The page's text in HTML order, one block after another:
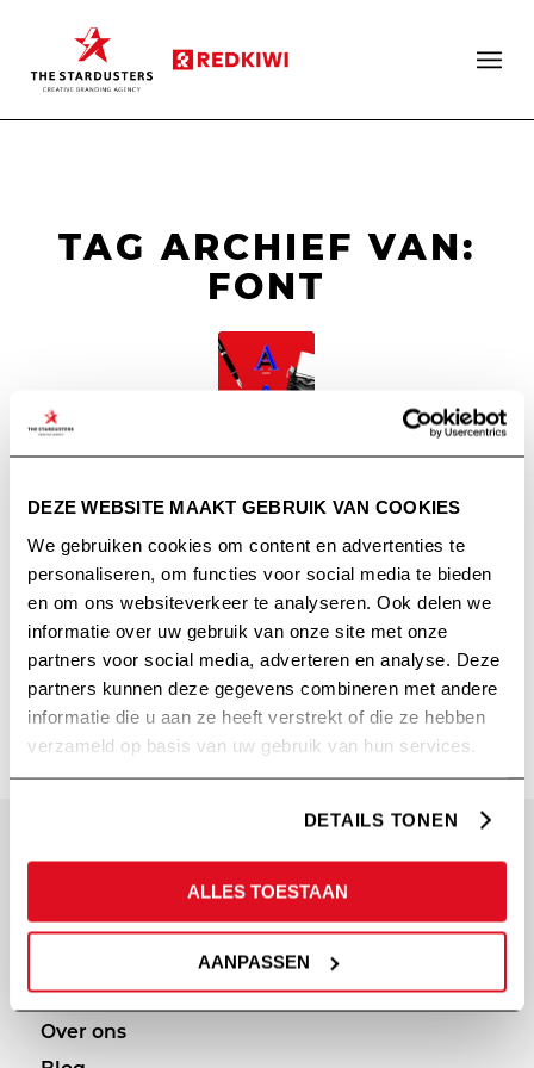
DEZE WEBSITE MAAKT GEBRUIK VAN COOKIES
We gebruiken cookies om content en advertenties te
personaliseren, om functies voor social media te bieden
en om ons websiteverkeer te analyseren. Ook delen we
informatie over uw gebruik van onze site met onze
partners voor social media, adverteren en analyse. Deze
partners kunnen deze gegevens combineren met andere
informatie die u aan ze heeft verstrekt of die ze hebben
verzameld op basis van uw gebruik van hun services.
DETAILS TONEN
ALLES TOESTAAN
AANPASSEN
TAG ARCHIEF VAN:
FONT
DE KUNST VAN DE
TYPOGRAFIE
27 december 2022 / inDesign / doorSteven Olde
Hengel
SITEMAP
Diensten
Afvalcommunicatie
Over ons
PRIVACY
Cookie statement
Privacy policy